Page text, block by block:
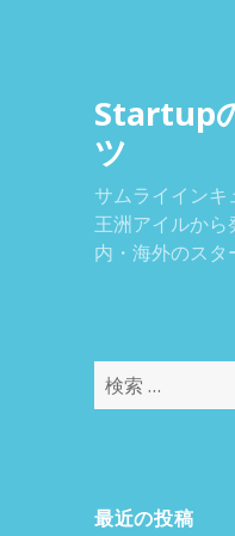
Startup
ツ
サムライインキ
王洲アイルから
内・海外のス
検
索
最近の投稿